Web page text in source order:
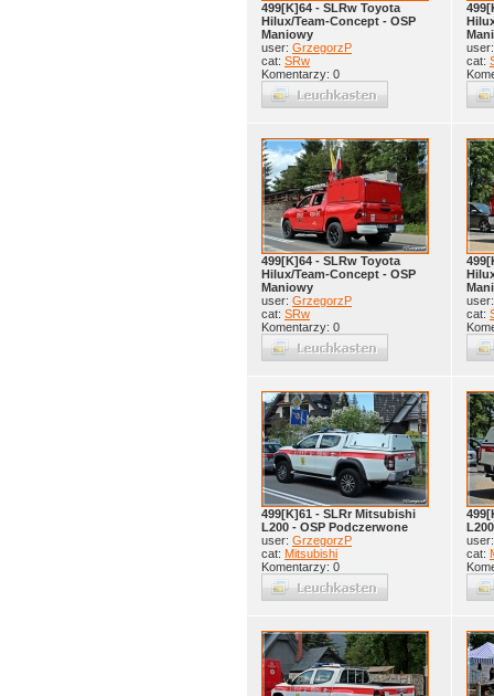
499[K]64 - SLRw Toyota
Hilux/Team-Concept - OSP
Maniowy
user: GrzegorzP
cat: SRw
Komentarzy: 0
cat:
499[K]64 - SLRw Toyota
Hilux/Team-Concept - OSP
Maniowy
user: GrzegorzP
cat: SRw
Komentarzy: 0
cat:
499[K]61 - SLRr Mitsubishi
L200 - OSP Podczerwone
user: GrzegorzP
cat: Mitsubishi
Komentarzy: 0
cat: